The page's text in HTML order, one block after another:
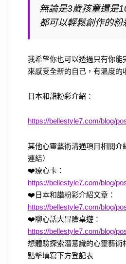
無論是3歲孩童還是
都可以輕鬆創作的粉
我希望你也可以透過只有你能
來感受全新的自己，有溫度的
日本和諧粉彩介紹：
https://bellestyle7.com/blog/
其他心靈藝術溝通項目相關介
連結）
❤️療心卡：
https://bellestyle7.com/blog/
❤️日本和諧粉彩介紹文章：
https://bellestyle7.com/blog/
❤️聊心話大冒險桌遊：
https://bellestyle7.com/blog/
想體驗探索潛意識的心靈藝術
點擊填寫下方登記表